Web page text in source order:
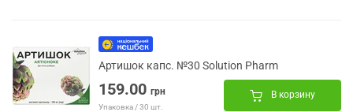
Артишок капс. №30 Solution Pharm
159.00 грн
Упаковка / 30 шт.
В корзину